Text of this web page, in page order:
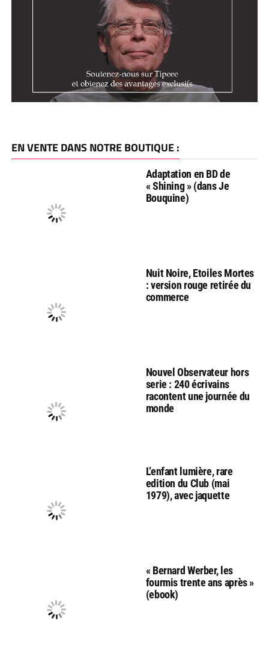
EN VENTE DANS NOTRE BOUTIQUE :
Adaptation en BD de
« Shining » (dans Je
Bouquine)
Nuit Noire, Etoiles Mortes
: version rouge retirée du
commerce
Nouvel Observateur hors
serie : 240 écrivains
racontent une journée du
monde
L’enfant lumière, rare
edition du Club (mai
1979), avec jaquette
« Bernard Werber, les
fourmis trente ans après »
(ebook)